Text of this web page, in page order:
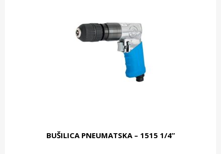
BUŠILICA PNEUMATSKA – 1515 1/4”